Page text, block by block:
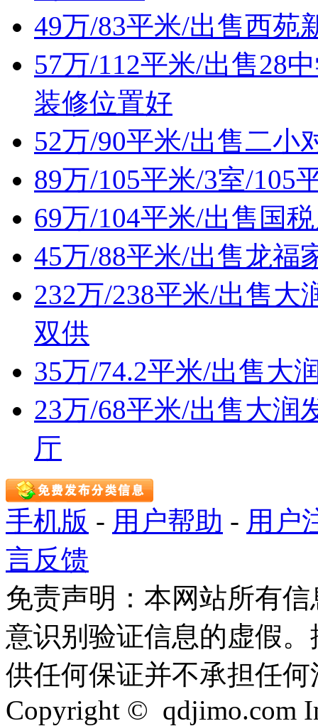
49万/83平米/出售西苑
57万/112平米/出售28
装修位置好
52万/90平米/出售二小
89万/105平米/3室/105
69万/104平米/出售国
45万/88平米/出售龙福
232万/238平米/出售大
双供
35万/74.2平米/出售大
23万/68平米/出售大润
厅
手机版 - 用户帮助 - 用户
言反馈
免责声明：本网站所有
意识别验证信息的虚假
供任何保证并不承担任
Copyright © qdjimo.com